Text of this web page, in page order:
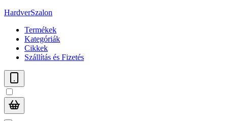
HardverSzalon
Termékek
Kategóriák
Cikkek
Szállítás és Fizetés